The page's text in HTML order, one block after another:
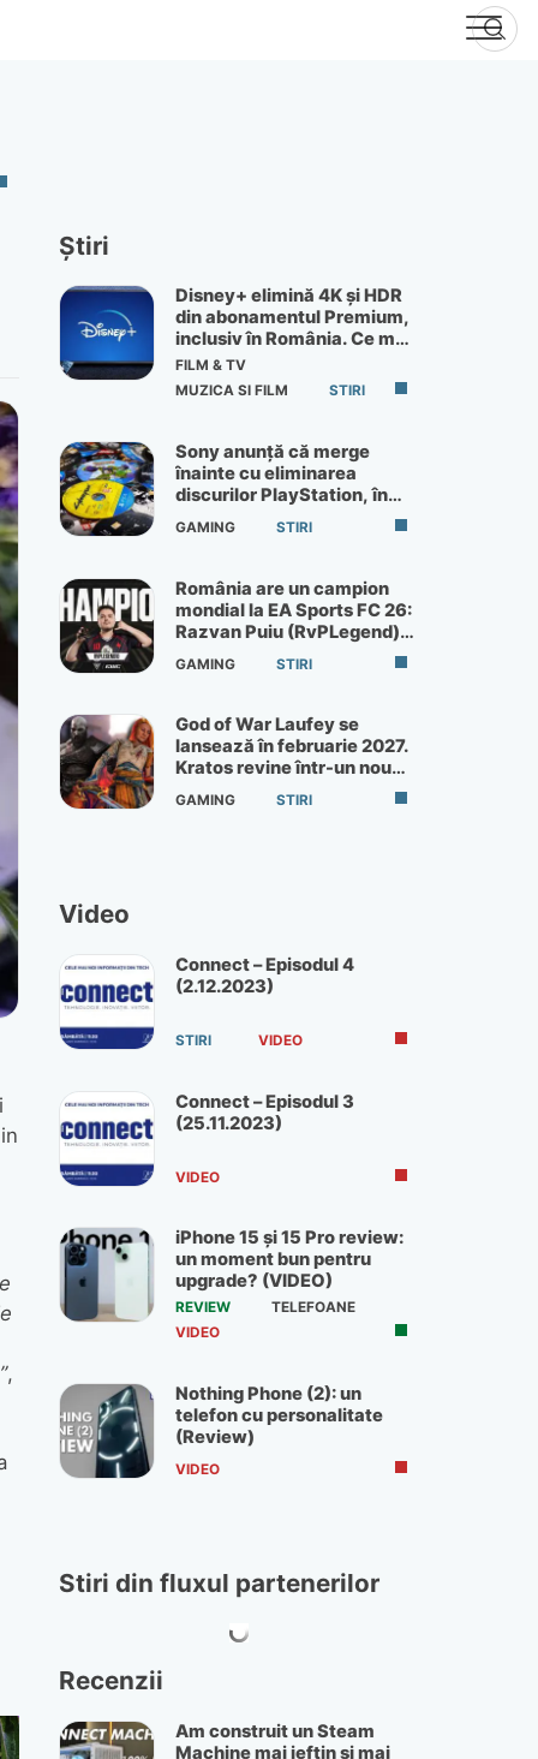
,
Știri
Disney+ elimină 4K și HDR
din abonamentul Premium,
inclusiv în România. Ce mai
primești de 60 lei pe lună
FILM & TV
MUZICA SI FILM
STIRI
Sony anunță că merge
înainte cu eliminarea
discurilor PlayStation, în
ciuda protestelor
GAMING STIRI
România are un campion
mondial la EA Sports FC 26:
Razvan Puiu (RvPLegend)
câștigă turneul de la Paris
GAMING STIRI
God of War Laufey se
lansează în februarie 2027.
Kratos revine într-un nou
God of War
GAMING STIRI
Video
Connect – Episodul 4
(2.12.2023)
STIRI VIDEO
Connect – Episodul 3
(25.11.2023)
VIDEO
iPhone 15 și 15 Pro review:
un moment bun pentru
upgrade? (VIDEO)
REVIEW
TELEFOANE
VIDEO
Nothing Phone (2): un
telefon cu personalitate
(Review)
VIDEO
Stiri din fluxul partenerilor
Recenzii
Am construit un Steam
Machine mai ieftin și mai